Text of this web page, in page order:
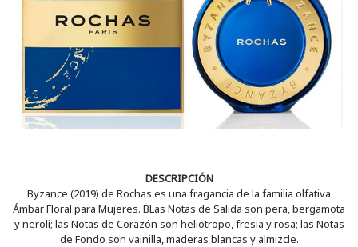
DESCRIPCIÓN
Byzance (2019) de Rochas es una fragancia de la familia olfativa
Ámbar Floral para Mujeres. BLas Notas de Salida son pera, bergamota
y neroli; las Notas de Corazón son heliotropo, fresia y rosa; las Notas
de Fondo son vainilla, maderas blancas y almizcle.